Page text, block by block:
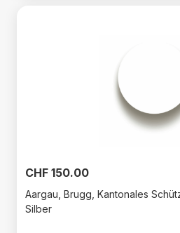
CHF 150.00
Aargau, Brugg, Kantonales
Silber